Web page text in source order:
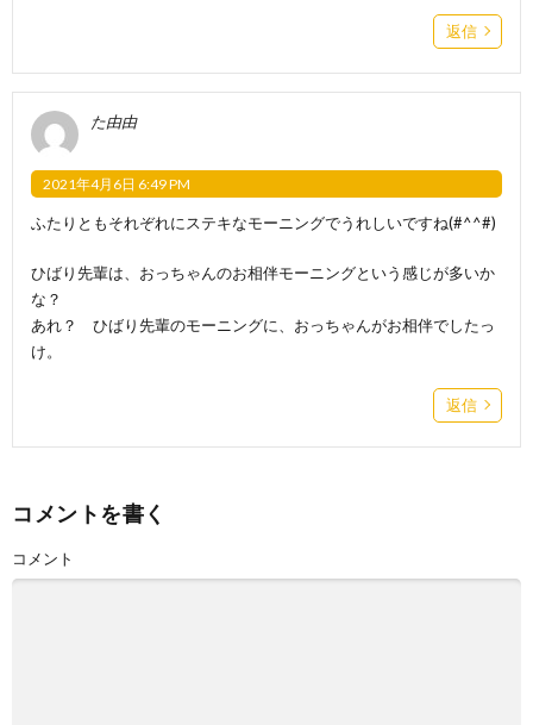
返信
た由由
2021年4月6日 6:49 PM
ふたりともそれぞれにステキなモーニングでうれしいですね(#^^#)
ひばり先輩は、おっちゃんのお相伴モーニングという感じが多いか
な？
あれ？ ひばり先輩のモーニングに、おっちゃんがお相伴でしたっ
け。
返信
コメントを書く
コメント